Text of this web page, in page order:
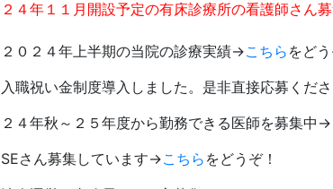
２４年１１月開設予定の有床診療所の看護師さん
２０２４年上半期の当院の診療実績→こちら をどう
入職祝い金制度導入しました。是非直接応募くだ
２４年秋～２５年度から勤務できる医師を募集中→
SEさん募集しています→こちら をどうぞ！